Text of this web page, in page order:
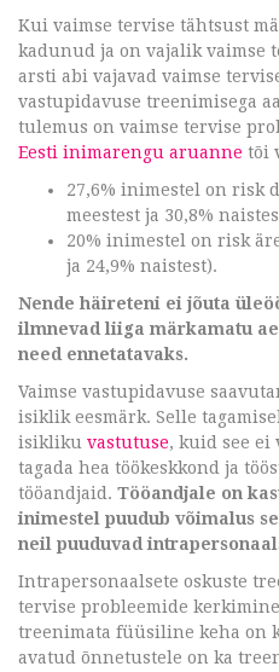
Kui vaimse tervise tähtsust
kadunud ja on vajalik vaimse
arsti abi vajavad vaimse
vastupidavuse treenimisega
tulemus on vaimse tervise
Eesti inimarengu aruanne tõi
27,6% inimestel on risk
meestest ja 30,8%
20% inimestel on risk
ja 24,9% naistest).
Nende häireteni ei jõuta
ilmnevad liiga märkamatu
need ennetatavaks.
Vaimse vastupidavuse
isiklik eesmärk. Selle
isikliku vastutuse, kuid see ei
tagada hea töökeskkond ja
tööandjaid. Tööandjale on
inimestel puudub võimalus
neil puuduvad
Intrapersonaalsete oskuste
tervise probleemide
treenimata füüsiline keha on
avatud õnnetustele on ka